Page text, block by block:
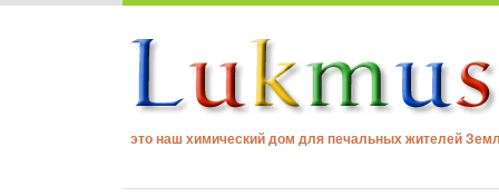
это наш химический дом для печальных жителей